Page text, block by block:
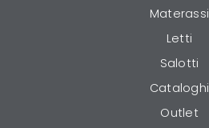
Materassi
Letti
Salotti
Cataloghi
Outlet